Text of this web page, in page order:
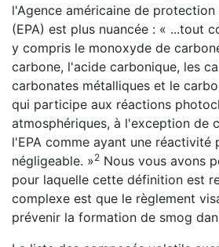
l'Agence américaine de
(EPA) est plus nuancée : « ...tout
y compris le monoxyde de
carbone, l'acide carbonique, les
carbonates métalliques et le
qui participe aux réactions
atmosphériques, à l'exception de
l'EPA comme ayant une réactivité
négligeable. »2 Nous vous avons
pour laquelle cette définition est
complexe est que le règlement
prévenir la formation de smog